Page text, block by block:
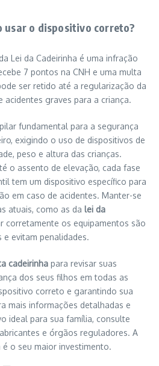
usar o dispositivo correto?
Lei da Cadeirinha é uma infração
7 pontos na CNH e uma multa
ser retido até a regularização da
acidentes graves para a criança.
fundamental para a segurança
exigindo o uso de dispositivos de
peso e altura das crianças.
o assento de elevação, cada fase
tem um dispositivo específico para
em caso de acidentes. Manter-se
atuais, como as da lei da
corretamente os equipamentos são
e evitam penalidades.
cadeirinha para revisar suas
dos seus filhos em todas as
correto e garantindo sua
mais informações detalhadas e
ideal para sua família, consulte
e órgãos reguladores. A
é o seu maior investimento.